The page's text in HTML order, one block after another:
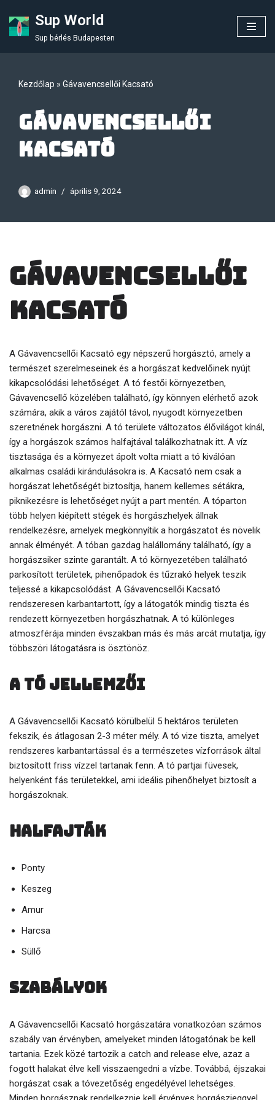
Skip
Sup World
Sup bérlés Budapesten
Kezdőlap » Gávavencsellői Kacsató
Gávavencsellői
Kacsató
admin április 9, 2024
Gávavencsellői
Kacsató
A Gávavencsellői Kacsató egy népszerű horgásztó, amely a
természet szerelmeseinek és a horgászat kedvelőinek nyújt
kikapcsolódási lehetőséget. A tó festői környezetben,
Gávavencsellő közelében található, így könnyen elérhető azok
számára, akik a város zajától távol, nyugodt környezetben
szeretnének horgászni. A tó területe változatos élővilágot kínál,
így a horgászok számos halfajtával találkozhatnak itt. A víz
tisztasága és a környezet ápolt volta miatt a tó kiválóan
alkalmas családi kirándulásokra is. A Kacsató nem csak a
horgászat lehetőségét biztosítja, hanem kellemes sétákra,
piknikezésre is lehetőséget nyújt a part mentén. A tóparton
több helyen kiépített stégek és horgászhelyek állnak
rendelkezésre, amelyek megkönnyítik a horgászatot és növelik
annak élményét. A tóban gazdag halállomány található, így a
horgászsiker szinte garantált. A tó környezetében található
parkosított területek, pihenőpadok és tűzrakó helyek teszik
teljessé a kikapcsolódást. A Gávavencsellői Kacsató
rendszeresen karbantartott, így a látogatók mindig tiszta és
rendezett környezetben horgászhatnak. A tó különleges
atmoszférája minden évszakban más és más arcát mutatja, így
többszöri látogatásra is ösztönöz.
A tó jellemzői
A Gávavencsellői Kacsató körülbelül 5 hektáros területen
fekszik, és átlagosan 2-3 méter mély. A tó vize tiszta, amelyet
rendszeres karbantartással és a természetes vízforrások által
biztosított friss vízzel tartanak fenn. A tó partjai füvesek,
helyenként fás területekkel, ami ideális pihenőhelyet biztosít a
horgászoknak.
Halfajták
Ponty
Keszeg
Amur
Harcsa
Süllő
Szabályok
A Gávavencsellői Kacsató horgászatára vonatkozóan számos
szabály van érvényben, amelyeket minden látogatónak be kell
tartania. Ezek közé tartozik a catch and release elve, azaz a
fogott halakat élve kell visszaengedni a vízbe. Továbbá, éjszakai
horgászat csak a tóvezetőség engedélyével lehetséges.